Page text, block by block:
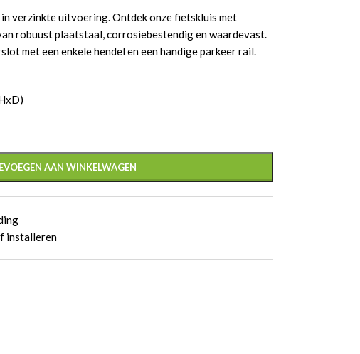
verzinkte uitvoering. Ontdek onze fietskluis met
robuust plaatstaal, corrosiebestendig en waardevast.
met een enkele hendel en een handige parkeer rail.
AAN WINKELWAGEN
installeren